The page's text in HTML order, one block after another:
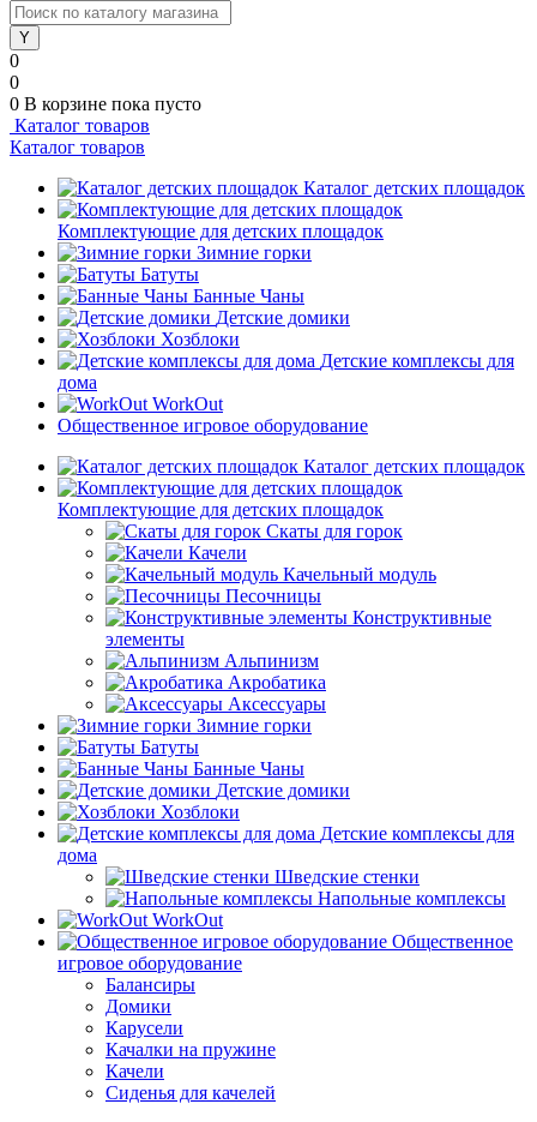
0
0
0 В корзине пока пусто
Каталог товаров
Каталог товаров
Каталог детских площадок
Комплектующие для детских площадок
Зимние горки
Батуты
Банные Чаны
Детские домики
Хозблоки
Детские комплексы для
дома
WorkOut
Общественное игровое оборудование
Каталог детских площадок
Комплектующие для детских площадок
Скаты для горок
Качели
Качельный модуль
Песочницы
Конструктивные
элементы
Альпинизм
Акробатика
Аксессуары
Зимние горки
Батуты
Банные Чаны
Детские домики
Хозблоки
Детские комплексы для
дома
Шведские стенки
Напольные комплексы
WorkOut
Общественное
игровое оборудование
Балансиры
Домики
Карусели
Качалки на пружине
Качели
Сиденья для качелей